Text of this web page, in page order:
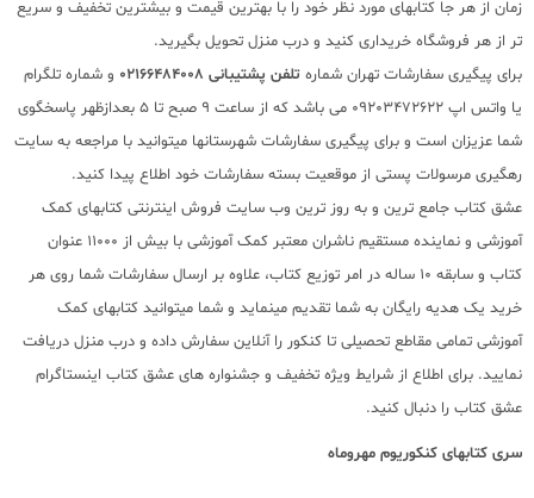
زمان از هر جا کتابهای مورد نظر خود را با بهترین قیمت و بیشترین تخفیف و سریع
تر از هر فروشگاه خریداری کنید و درب منزل تحویل بگیرید.
برای پیگیری سفارشات تهران شماره تلفن پشتیبانی 02166484008
و شماره تلگرام
یا واتس اپ 09203472622 می باشد که از ساعت 9 صبح تا 5 بعدازظهر پاسخگوی
شما عزیزان است و برای پیگیری سفارشات شهرستانها میتوانید با مراجعه به سایت
رهگیری مرسولات پستی از موقعیت بسته سفارشات خود اطلاع پیدا کنید.
عشق کتاب جامع ترین و به روز ترین وب سایت فروش اینترنتی کتابهای کمک
آموزشی و نماینده مستقیم ناشران معتبر کمک آموزشی با بیش از 11000 عنوان
کتاب و سابقه 10 ساله در امر توزیع کتاب، علاوه بر ارسال سفارشات شما روی هر
خرید یک هدیه رایگان به شما تقدیم مینماید و شما میتوانید کتابهای کمک
آموزشی تمامی مقاطع تحصیلی تا کنکور را آنلاین سفارش داده و درب منزل دریافت
نمایید. برای اطلاع از شرایط ویژه تخفیف و جشنواره های عشق کتاب اینستاگرام
عشق کتاب را دنبال کنید.
سری کتابهای کنکوریوم مهروماه